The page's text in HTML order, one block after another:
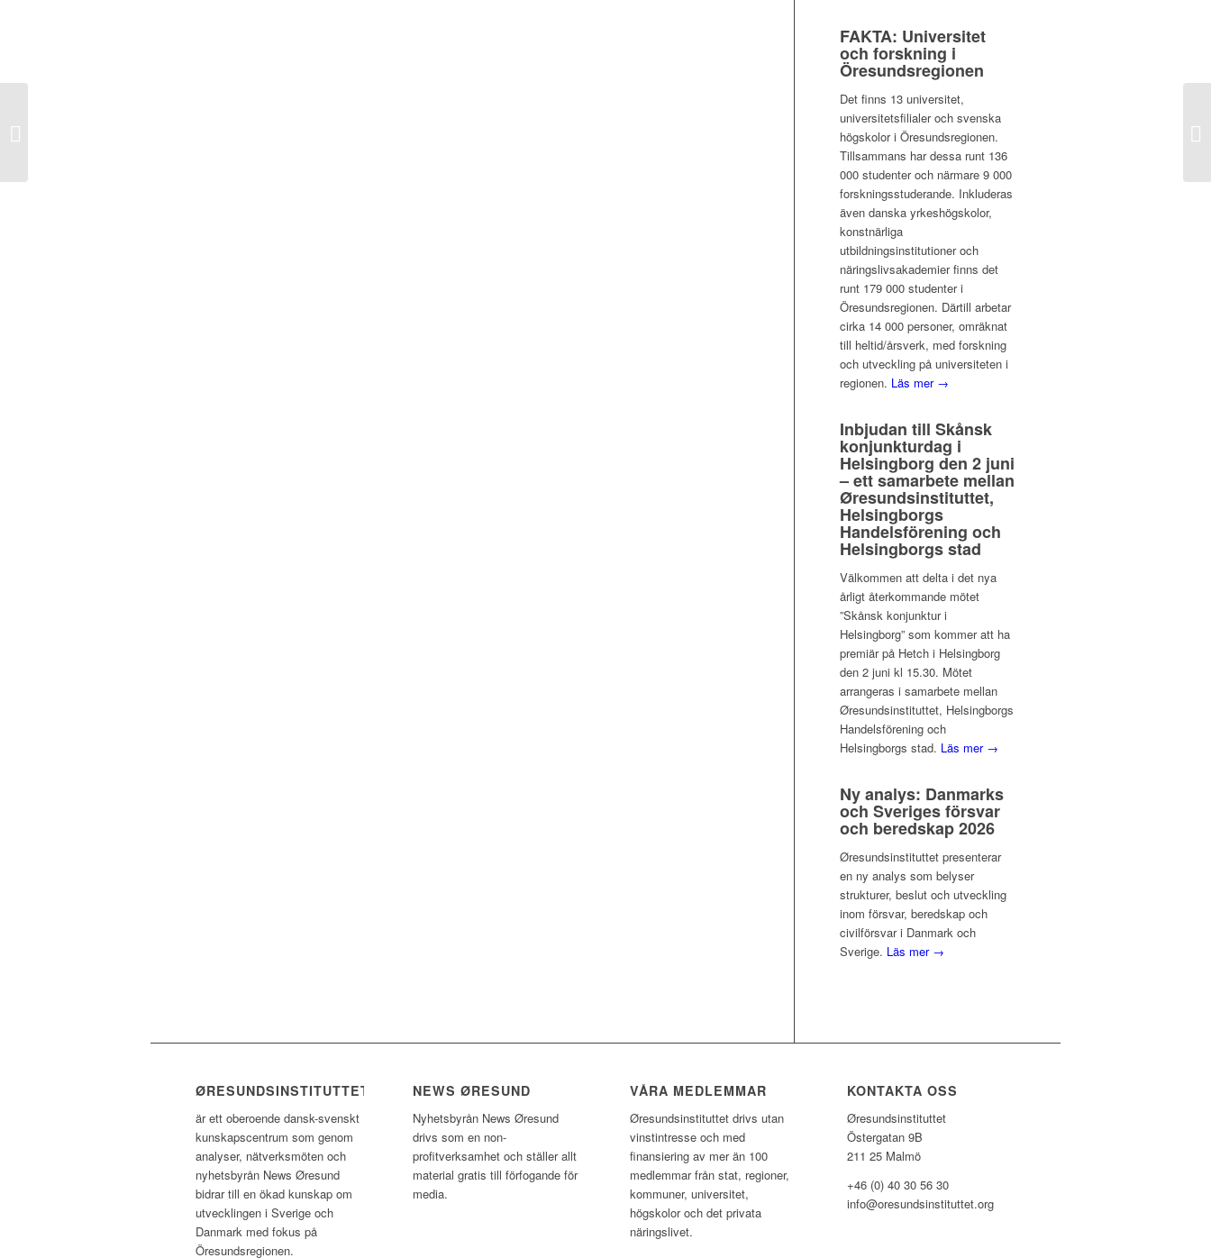
FAKTA: Universitet
och forskning i
Öresundsregionen
Det finns 13 universitet,
universitetsfilialer och svenska
högskolor i Öresundsregionen.
Tillsammans har dessa runt 136
000 studenter och närmare 9 000
forskningsstuderande. Inkluderas
även danska yrkeshögskolor,
konstnärliga
utbildningsinstitutioner och
näringslivsakademier finns det
runt 179 000 studenter i
Öresundsregionen. Därtill arbetar
cirka 14 000 personer, omräknat
till heltid/årsverk, med forskning
och utveckling på universiteten i
regionen. Läs mer →
Inbjudan till Skånsk
konjunkturdag i
Helsingborg den 2 juni
– ett samarbete mellan
Øresundsinstituttet,
Helsingborgs
Handelsförening och
Helsingborgs stad
Välkommen att delta i det nya
årligt återkommande mötet
”Skånsk konjunktur i
Helsingborg” som kommer att ha
premiär på Hetch i Helsingborg
den 2 juni kl 15.30. Mötet
arrangeras i samarbete mellan
Øresundsinstituttet, Helsingborgs
Handelsförening och
Helsingborgs stad. Läs mer →
Ny analys: Danmarks
och Sveriges försvar
och beredskap 2026
Øresundsinstituttet presenterar
en ny analys som belyser
strukturer, beslut och utveckling
inom försvar, beredskap och
civilförsvar i Danmark och
Sverige. Läs mer →
ØRESUNDSINSTITUTTET
är ett oberoende dansk-svenskt
kunskapscentrum som genom
analyser, nätverksmöten och
nyhetsbyrån News Øresund
bidrar till en ökad kunskap om
utvecklingen i Sverige och
Danmark med fokus på
Öresundsregionen.
NEWS ØRESUND
Nyhetsbyrån News Øresund
drivs som en non-
profitverksamhet och ställer allt
material gratis till förfogande för
media.
VÅRA MEDLEMMAR
Øresundsinstituttet drivs utan
vinst­intresse och med
finansiering av mer än 100
medlemmar från stat, regioner,
kommuner, universitet,
högskolor och det privata
näringslivet.
KONTAKTA OSS
Øresundsinstituttet
Östergatan 9B
211 25 Malmö
+46 (0) 40 30 56 30
info@oresundsinstituttet.org